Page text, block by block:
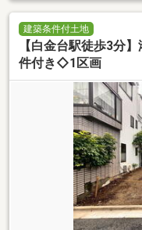
建築条件付土地
【白金台駅徒歩3分
件付き◇1区画